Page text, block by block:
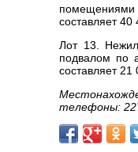
помещениями
составляет 40
Лот 13.
подвалом по
составляет
телефоны: